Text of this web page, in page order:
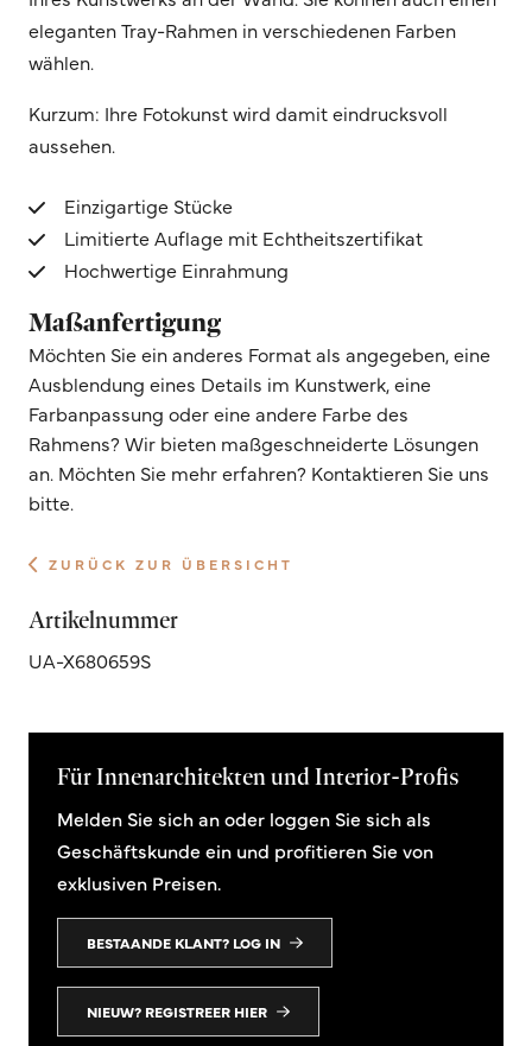
eleganten Tray-Rahmen in verschiedenen Farben
wählen.
Kurzum: Ihre Fotokunst wird damit eindrucksvoll
aussehen.
Einzigartige Stücke
Limitierte Auflage mit Echtheitszertifikat
Hochwertige Einrahmung
Maßanfertigung
Möchten Sie ein anderes Format als angegeben, eine
Ausblendung eines Details im Kunstwerk, eine
Farbanpassung oder eine andere Farbe des
Rahmens? Wir bieten maßgeschneiderte Lösungen
an. Möchten Sie mehr erfahren? Kontaktieren Sie uns
bitte.
ZURÜCK ZUR ÜBERSICHT
Artikelnummer
UA-X680659S
Für Innenarchitekten und Interior-Profis
Melden Sie sich an oder loggen Sie sich als
Geschäftskunde ein und profitieren Sie von
exklusiven Preisen.
BESTAANDE KLANT? LOG IN
NIEUW? REGISTREER HIER